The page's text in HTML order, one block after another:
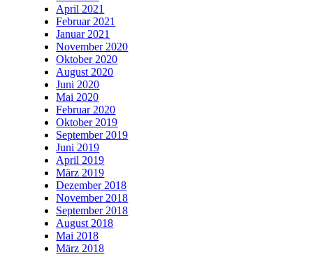
April 2021
Februar 2021
Januar 2021
November 2020
Oktober 2020
August 2020
Juni 2020
Mai 2020
Februar 2020
Oktober 2019
September 2019
Juni 2019
April 2019
März 2019
Dezember 2018
November 2018
September 2018
August 2018
Mai 2018
März 2018